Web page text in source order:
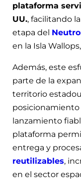
plataforma
UU., facilitando
etapa del
en la Isla
Además, este
parte de la
territorio
posicionamiento
lanzamiento
plataforma
entrega y
reutilizables,
en el sector